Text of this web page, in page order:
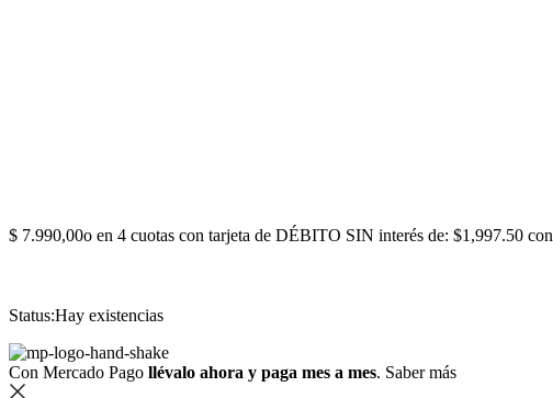
$ 7.990,00o en 4 cuotas con tarjeta de DÉBITO SIN interés de: $1,997.50 con
Status:Hay existencias
Con Mercado Pago llévalo ahora y paga mes a mes. Saber más